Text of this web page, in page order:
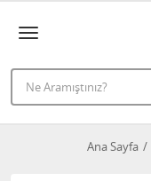
Ana Sayfa